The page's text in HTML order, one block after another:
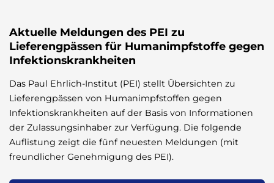
Aktuelle Meldungen des PEI zu
Lieferengpässen für Humanimpfstoffe gegen
Infektionskrankheiten
Das Paul Ehrlich-Institut (PEI) stellt Übersichten zu
Lieferengpässen von Humanimpfstoffen gegen
Infektionskrankheiten auf der Basis von Informationen
der Zulassungsinhaber zur Verfügung. Die folgende
Auflistung zeigt die fünf neuesten Meldungen (mit
freundlicher Genehmigung des PEI).